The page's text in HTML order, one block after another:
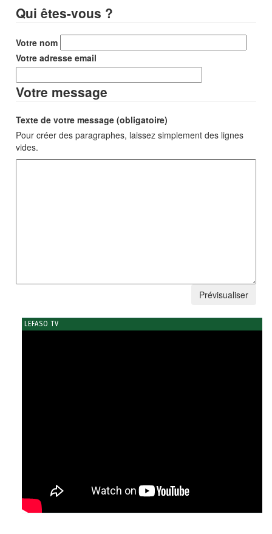
Qui êtes-vous ?
Votre nom
Votre adresse email
Votre message
Texte de votre message (obligatoire)
Pour créer des paragraphes, laissez simplement des lignes
vides.
LEFASO TV